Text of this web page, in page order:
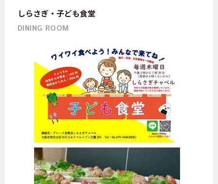
しらさぎ・子ども食堂
DINING ROOM